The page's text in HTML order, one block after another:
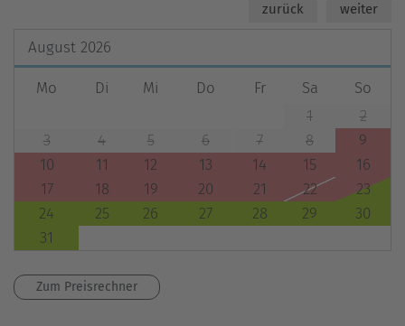
weiter
zurück
August 2026
Mo Di Mi Do Fr Sa
So
1
2
3
4 5 6 7 8
9
10
11 12 13 14 15
16
17
18 19 20 21 22
23
24
25 26 27 28 29
30
31
Zum Preisrechner